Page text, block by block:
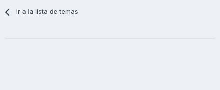
Ir a la lista de temas